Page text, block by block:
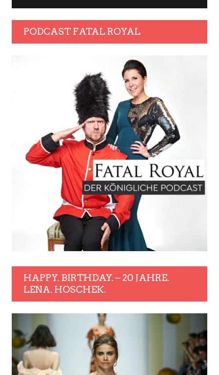
PODCAST FATAL ROYAL
HAPPY. BIRTHDAY. – 20 JAHRE.
LENA. HOSCHEK.